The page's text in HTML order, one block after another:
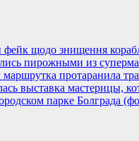
щодо знищення
пирожными из
протаранила
выставка мастерицы,
парке Болграда